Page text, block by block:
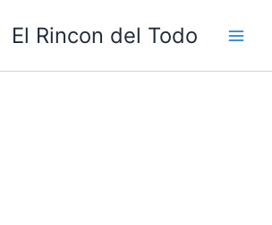
El Rincon del Todo